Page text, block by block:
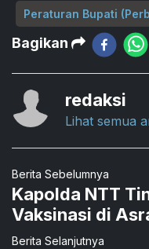
Peraturan Bupati
Bagikan
redaksi
Lihat semua
Berita Sebelumnya
Kapolda NTT
Vaksinasi di
Berita Selanjutnya